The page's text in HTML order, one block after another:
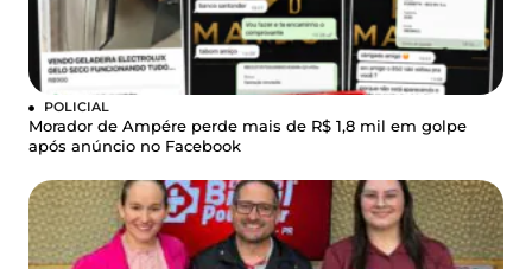
POLICIAL
Morador de Ampére perde mais de R$ 1,8 mil em golpe
após anúncio no Facebook